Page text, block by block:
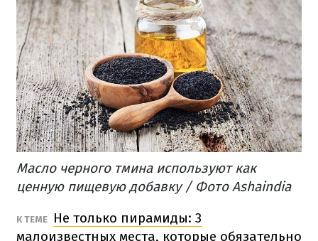
Масло черного тмина используют как
ценную пищевую добавку / Фото Ashaindia
К ТЕМЕ
Не только пирамиды: 3
малоизвестных места, которые обязательно